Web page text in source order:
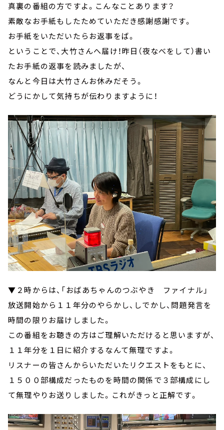
真裏の番組の方ですよ。こんなことあります？
素敵なお手紙もしたためていただき感謝感謝です。
お手紙をいただいたらお返事をば。
ということで、大竹さんへ届け！昨日（夜なべをして）書い
たお手紙の返事を読みましたが、
なんと今日は大竹さんお休みだそう。
どうにかして気持ちが伝わりますように！
▼２時からは、「おばあちゃんのつぶやき ファイナル」
放送開始から１１年分のやらかし、しでかし、問題発言を
時間の限りお届けしました。
この番組をお聴きの方はご理解いただけると思いますが、
１１年分を１日に紹介するなんて無理ですよ。
リスナーの皆さんからいただいたリクエストをもとに、
１５００部構成だったものを時間の関係で３部構成にし
て無理やりお送りしました。これがきっと正解です。